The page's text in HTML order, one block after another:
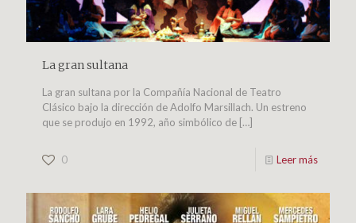
La gran sultana
La gran sultana por la Compañía Nacional de Teatro
Clásico bajo la dirección de Adolfo Marsillach. Un estreno
que se produjo en 1992, año simbólico de […]
0 Leer más